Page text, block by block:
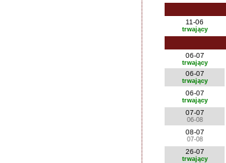
11-06
trwający
06-07
trwający
06-07
trwający
06-07
trwający
07-07
06-08
08-07
07-08
26-07
trwający